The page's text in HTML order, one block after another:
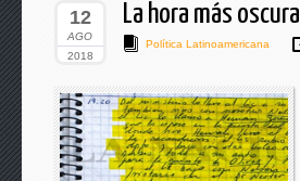
12
AGO
2018
La hora más oscura
Política Latinoamericana